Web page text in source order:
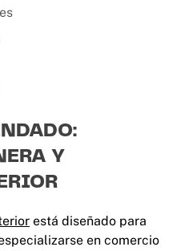
Y
está diseñado para
en comercio